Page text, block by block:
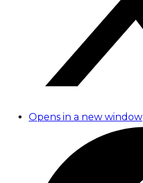
Opens in a new window